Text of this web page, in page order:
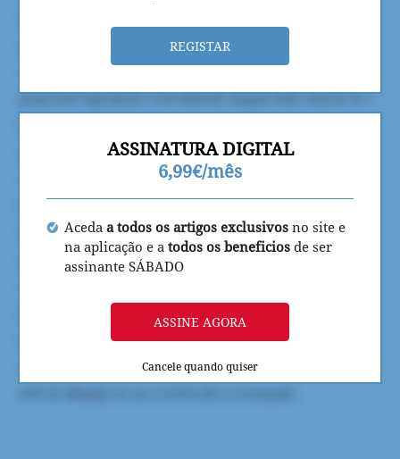
REGISTAR
ASSINATURA DIGITAL
6,99€/mês
Aceda a todos os artigos exclusivos no site e
na aplicação e a todos os beneficios de ser
assinante SÁBADO
ASSINE AGORA
Cancele quando quiser